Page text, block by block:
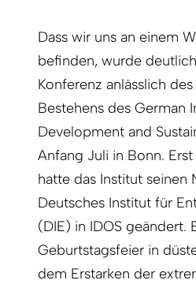
Dass wir uns an einem
befinden, wurde
Konferenz anlässlich
Bestehens des German
Development and
Anfang Juli in Bonn.
hatte das Institut seinen
Deutsches Institut für
(DIE) in IDOS geändert.
Geburtstagsfeier in
dem Erstarken der